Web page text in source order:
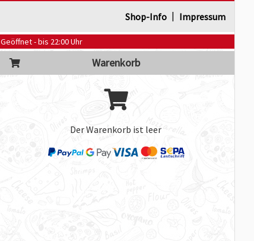
Shop-Info | Impressum
Geöffnet - bis 22:00 Uhr
Warenkorb
Der Warenkorb ist leer